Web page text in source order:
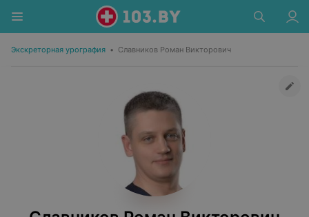
Экскреторная урография • Славников Роман Викторович